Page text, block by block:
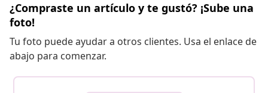
¿Compraste un artículo y te gustó? ¡Sube una
foto!
Tu foto puede ayudar a otros clientes. Usa el enlace de
abajo para comenzar.